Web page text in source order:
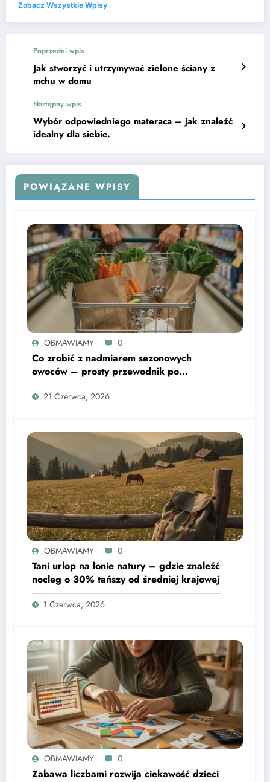
Zobacz Wszystkie Wpisy
Poprzedni wpis
Jak stworzyć i utrzymywać zielone ściany z
mchu w domu
Następny wpis
Wybór odpowiedniego materaca – jak znaleźć
idealny dla siebie.
POWIĄZANE WPISY
OBMAWIAMY 0
Co zrobić z nadmiarem sezonowych
owoców – prosty przewodnik po
domowych przetworach
21 Czerwca, 2026
OBMAWIAMY 0
Tani urlop na łonie natury – gdzie znaleźć
nocleg o 30% tańszy od średniej krajowej
1 Czerwca, 2026
OBMAWIAMY 0
Zabawa liczbami rozwija ciekawość dzieci